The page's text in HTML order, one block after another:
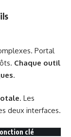
Portal
Chaque outil
.
. Les
deux interfaces.
clé